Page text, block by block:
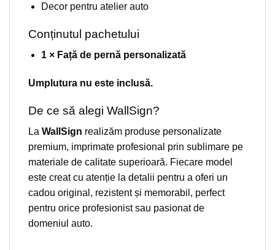
Decor pentru atelier auto
Conținutul pachetului
1 × Față de pernă personalizată
Umplutura nu este inclusă.
De ce să alegi WallSign?
La WallSign realizăm produse personalizate
premium, imprimate profesional prin sublimare pe
materiale de calitate superioară. Fiecare model
este creat cu atenție la detalii pentru a oferi un
cadou original, rezistent și memorabil, perfect
pentru orice profesionist sau pasionat de
domeniul auto.